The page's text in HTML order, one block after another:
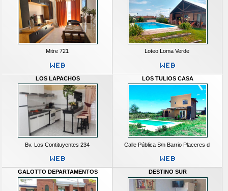
Mitre 721 Loteo Loma Verde
LOS LAPACHOS
Bv. Los Contituyentes 234
LOS TULIOS CASA
Calle Pública S/n Barrio Placeres d
GALOTTO DEPARTAMENTOS DESTINO SUR